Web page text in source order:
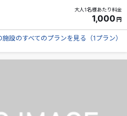
大人1名様あたり料金
1,000 円
施設のすべてのプランを見る （1プラン）